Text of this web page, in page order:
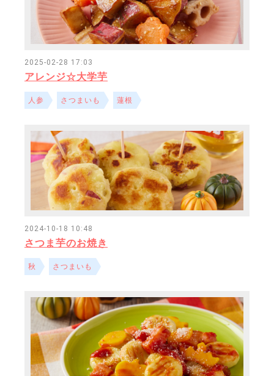
2025-02-28 17:03
アレンジ☆大学芋
人参 さつまいも 蓮根
2024-10-18 10:48
さつま芋のお焼き
秋 さつまいも